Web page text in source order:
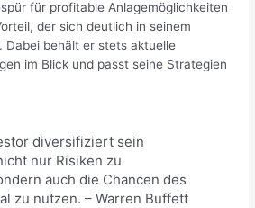
für profitable Anlagemöglichkeiten
der sich deutlich in seinem
Dabei behält er stets aktuelle
im Blick und passt seine Strategien
diversifiziert sein
nur Risiken zu
auch die Chancen des
zu nutzen. – Warren Buffett